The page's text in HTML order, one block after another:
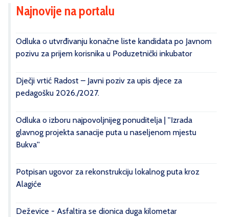
Najnovije na portalu
Odluka o utvrđivanju konačne liste kandidata po Javnom
pozivu za prijem korisnika u Poduzetnički inkubator
Dječji vrtić Radost – Javni poziv za upis djece za
pedagošku 2026./2027.
Odluka o izboru najpovoljnijeg ponuditelja | ''Izrada
glavnog projekta sanacije puta u naseljenom mjestu
Bukva''
Potpisan ugovor za rekonstrukciju lokalnog puta kroz
Alagiće
Deževice - Asfaltira se dionica duga kilometar